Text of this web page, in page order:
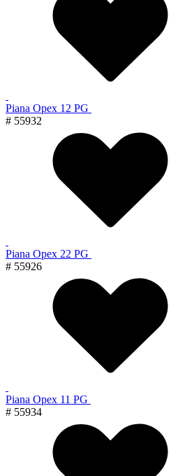
Piana Орех 12 PG
# 55932
Piana Орех 22 PG
# 55926
Piana Орех 11 PG
# 55934